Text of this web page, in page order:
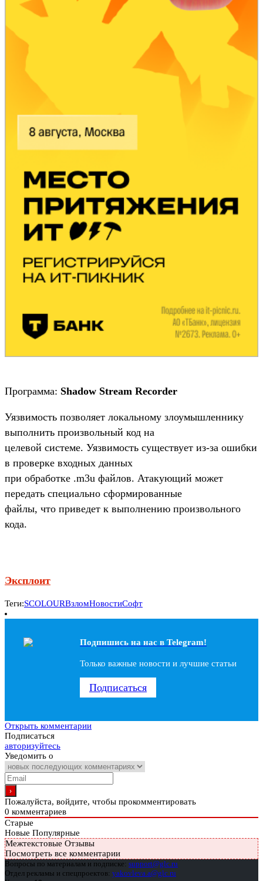
Программа: Shadow Stream Recorder
Уязвимость позволяет локальному злоумышленнику
выполнить произвольный код на
целевой системе. Уязвимость существует из-за ошибки
в проверке входных данных
при обработке .m3u файлов. Атакующий может
передать специально сформированные
файлы, что приведет к выполнению произвольного
кода.
Эксплоит
Теги:SCOLOURВзломНовостиСофт
Подпишись на наc в Telegram!
Только важные новости и лучшие статьи
Подписаться
Открыть комментарии
Подписаться
авторизуйтесь
Уведомить о
Пожалуйста, войдите, чтобы прокомментировать
0 комментариев
Старые
Новые Популярные
Межтекстовые Отзывы
Посмотреть все комментарии
Вопросы по материалам и подписке: support@glc.ru
Отдел рекламы и спецпроектов: yakovleva.a@glc.ru